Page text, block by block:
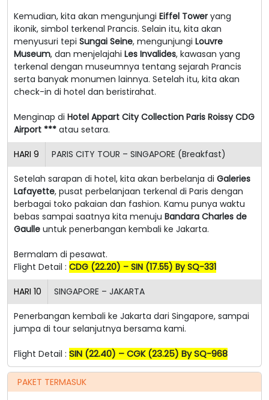
Kemudian, kita akan mengunjungi Eiffel Tower yang
ikonik, simbol terkenal Prancis. Selain itu, kita akan
menyusuri tepi Sungai Seine, mengunjungi Louvre
Museum, dan menjelajahi Les Invalides, kawasan yang
terkenal dengan museumnya tentang sejarah Prancis
serta banyak monumen lainnya. Setelah itu, kita akan
check-in di hotel dan beristirahat.
Menginap di Hotel Appart City Collection Paris Roissy CDG
Airport *** atau setara.
HARI 9 PARIS CITY TOUR – SINGAPORE (Breakfast)
Setelah sarapan di hotel, kita akan berbelanja di Galeries
Lafayette, pusat perbelanjaan terkenal di Paris dengan
berbagai toko pakaian dan fashion. Kamu punya waktu
bebas sampai saatnya kita menuju Bandara Charles de
Gaulle untuk penerbangan kembali ke Jakarta.
Bermalam di pesawat.
Flight Detail : CDG (22.20) – SIN (17.55) By SQ-331
HARI 10 SINGAPORE – JAKARTA
Penerbangan kembali ke Jakarta dari Singapore, sampai
jumpa di tour selanjutnya bersama kami.
Flight Detail : SIN (22.40) – CGK (23.25) By SQ-968
PAKET TERMASUK